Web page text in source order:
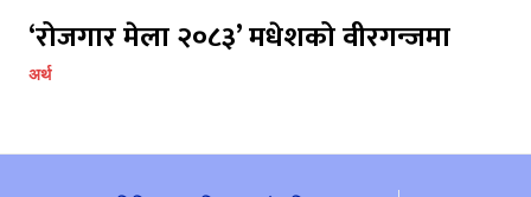
‘रोजगार मेला २०८३’ मधेशको वीरगन्जमा
अर्थ